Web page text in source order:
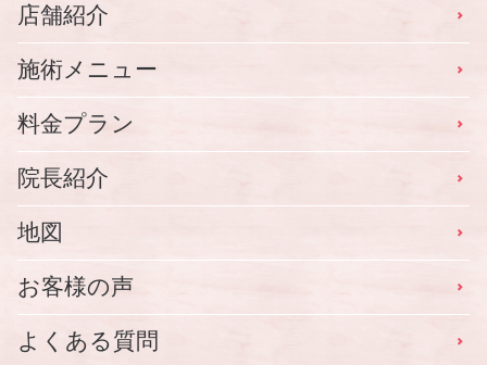
店舗紹介
施術メニュー
料金プラン
院長紹介
地図
お客様の声
よくある質問